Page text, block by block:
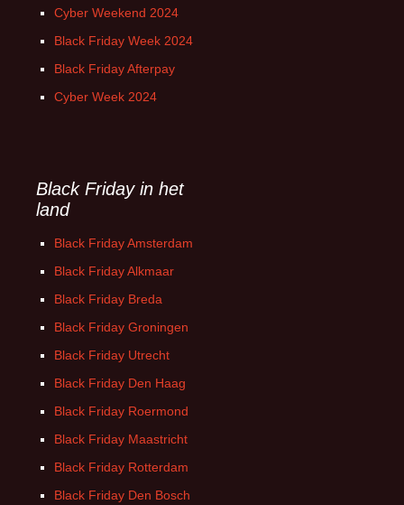
Cyber Weekend 2024
Black Friday Week 2024
Black Friday Afterpay
Cyber Week 2024
Black Friday in het
land
Black Friday Amsterdam
Black Friday Alkmaar
Black Friday Breda
Black Friday Groningen
Black Friday Utrecht
Black Friday Den Haag
Black Friday Roermond
Black Friday Maastricht
Black Friday Rotterdam
Black Friday Den Bosch